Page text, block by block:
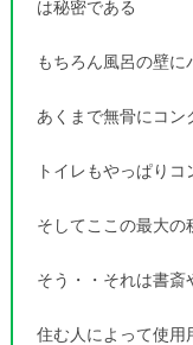
は秘密である
もちろん風呂の壁
あくまで無骨にコン
トイレもやっぱりコ
そしてここの最大の
そう・・それは書斎
住む人によって使用